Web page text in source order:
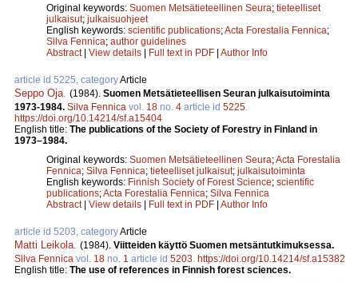
Original keywords: Suomen Metsätieteellinen Seura; tieteelliset
julkaisut; julkaisuohjeet
English keywords: scientific publications;Acta Forestalia Fennica;
Silva Fennica; author guidelines
Abstract| View details | Full text in PDF | Author Info
article id 5225, categoryArticle
Seppo Oja (1984). Suomen Metsätieteellisen Seuran julkaisutoiminta
1973-1984. Silva Fennica vol. 18 no. 4 article id 5225
https://doi.org/10.14214/sf.a15404
English title: The publications of the Society of Forestry in Finland in
1973–1984.
Original keywords: Suomen Metsätieteellinen Seura;Acta Forestalia
Fennica; Silva Fennica; tieteelliset julkaisut; julkaisutoiminta
English keywords: Finnish Society of Forest Science; scientific
publications;Acta Forestalia Fennica; Silva Fennica
Abstract| View details | Full text in PDF | Author Info
article id 5203, categoryArticle
Matti Leikola (1984). Viitteiden käyttö Suomen metsäntutkimuksessa.
Silva Fennica vol. 18 no. 1 article id 5203 https://doi.org/10.14214/sf.a15382
English title: The use of references in Finnish forest sciences.